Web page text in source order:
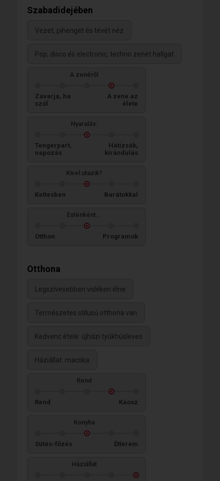
Szabadidejében
Vezet, pihenget és tévét néz
Pop, disco és electronic, techno zenét hallgat
A zenéről
Zavarja, ha
szól
A zene az
élete
Nyaralás:
Tengerpart,
napozás
Hátizsák,
kirándulás
Kivel utazik?
Kettesben Barátokkal
Esténként...
Otthon Programok
Otthona
Legszívesebben vidéken élne
Természetes stílusú otthona van
Kedvenc étele: újházi tyúkhúsleves
Háziállat: macska
Rend
Rend Káosz
Konyha
Sütés-főzés Étterem
Háziállat